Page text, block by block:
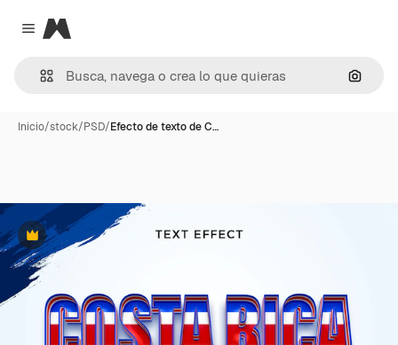
Close menu
Magnific
Inicio/stock/PSD/Efecto de texto de C…
Premium